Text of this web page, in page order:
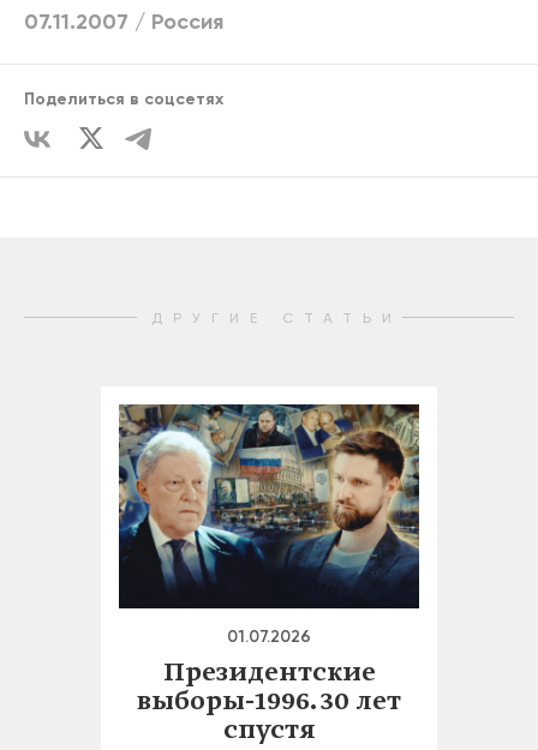
07.11.2007 / Россия
Поделиться в соцсетях
ДРУГИЕ СТАТЬИ
01.07.2026
Президентские
выборы-1996. 30 лет
спустя